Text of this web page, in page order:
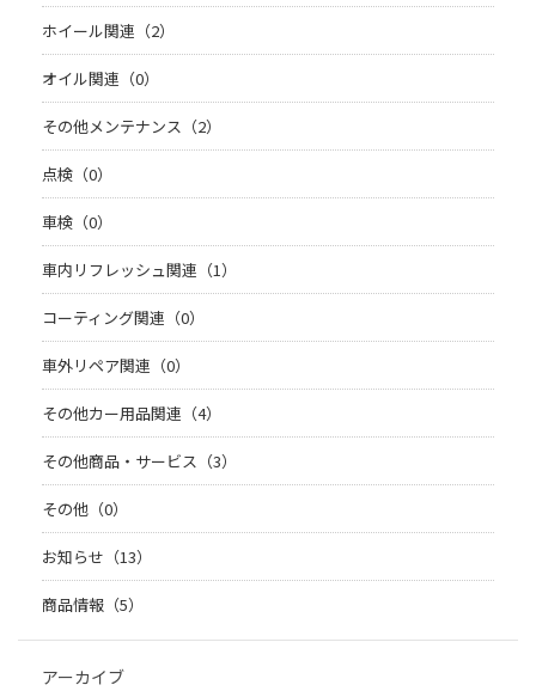
ホイール関連（2）
オイル関連（0）
その他メンテナンス（2）
点検（0）
車検（0）
車内リフレッシュ関連（1）
コーティング関連（0）
車外リペア関連（0）
その他カー用品関連（4）
その他商品・サービス（3）
その他（0）
お知らせ（13）
商品情報（5）
アーカイブ